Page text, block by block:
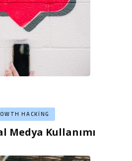
HACKING
Medya Kullanımı